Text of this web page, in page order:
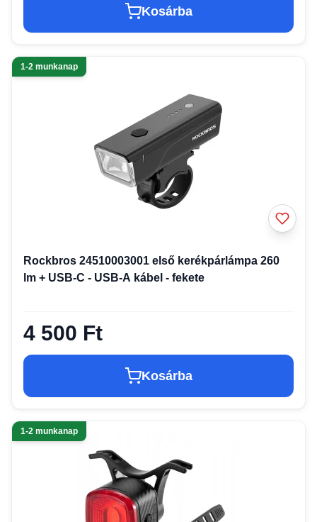
Kosárba
1-2 munkanap
Rockbros 24510003001 első kerékpárlámpa 260
lm + USB-C - USB-A kábel - fekete
4 500 Ft
Kosárba
1-2 munkanap